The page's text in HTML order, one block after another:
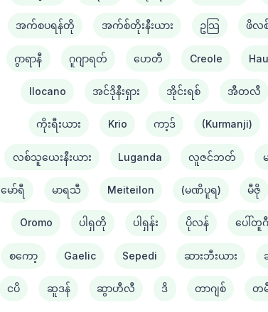
အက်စပရန်တို အက်စ်တိုးနီးယား ဥသြ ဖိလ
ဂွာရာနီ ဂူဂျာရတ် ဟေတီ Creole
Ilocano အင်ဒိုနီးရှား အိုင်းရစ် အီတလီ
ကိုးရီးယား Krio ကာ့ဒ် (Kurmanji)
လစ်သူယေးနီးယား Luganda လူဇင်ဘတ်
မော်ရီ မာရသီ Meiteilon (မဏိပူရ) မီဇို
Oromo ပါရှတို ပါရှန်း ပိုလန် ပေါ်တူဂီ
စကော့ Gaelic Sepedi ဆားဘီးယား
ငပိ ဆူဒန် ဆွာဟီလီ ဒိ တာဂျစ် တ